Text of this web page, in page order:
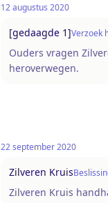
12 augustus 2020
[gedaagde 1]Verzoek
Ouders vragen
heroverwegen.
22 september 2020
Zilveren Kruis
Zilveren Kruis